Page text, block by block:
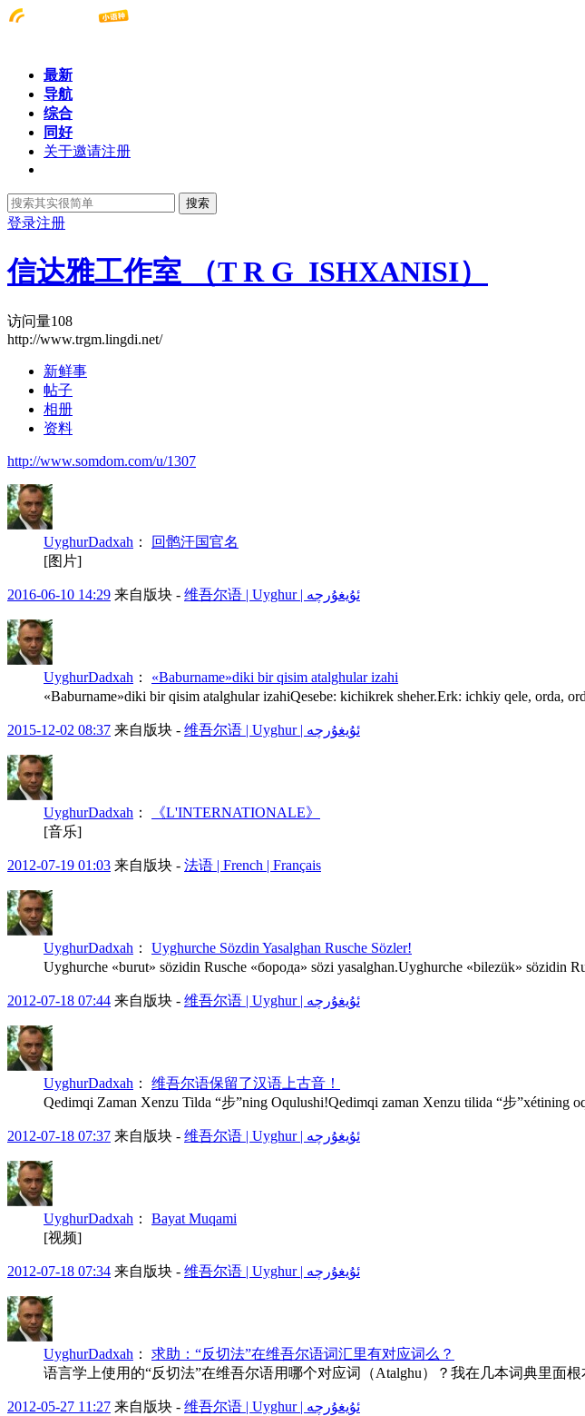
最新
导航
综合
同好
关于邀请注册
搜索
登录注册
信达雅工作室 （T R G ISHXANISI）
访问量108
http://www.trgm.lingdi.net/
新鲜事
帖子
相册
资料
http://www.somdom.com/u/1307
UyghurDadxah ：
回鹘汗国官名
[图片]
2016-06-10 14:29 来自版块 - 维吾尔语 | Uyghur | ئۇيغۇرچە
UyghurDadxah ： «Baburname»diki bir qisim atalghular izahi
«Baburname»diki bir qisim atalghular izahiQesebe: kichikrek sheher.Erk: ichkiy qele, orda,
2015-12-02 08:37 来自版块 - 维吾尔语 | Uyghur | ئۇيغۇرچە
UyghurDadxah ：
《L'INTERNATIONALE》
[音乐]
2012-07-19 01:03 来自版块 - 法语 | French | Français
UyghurDadxah ： Uyghurche Sözdin Yasalghan Rusche Sözler!
Uyghurche «burut» sözidin Rusche «борода» sözi yasalghan.Uyghurche «bilezük» sözidin
2012-07-18 07:44 来自版块 - 维吾尔语 | Uyghur | ئۇيغۇرچە
UyghurDadxah ： 维吾尔语保留了汉语上古音！
Qedimqi Zaman Xenzu Tilda “步”ning Oqulushi!Qedimqi zaman Xenzu tilida “步”xétining
2012-07-18 07:37 来自版块 - 维吾尔语 | Uyghur | ئۇيغۇرچە
UyghurDadxah ： Bayat Muqami
[视频]
2012-07-18 07:34 来自版块 - 维吾尔语 | Uyghur | ئۇيغۇرچە
UyghurDadxah ： 求助：“反切法”在维吾尔语词汇里有对应词么？
语言学上使用的“反切法”在维吾尔语用哪个对应词（Atalghu）？我在几本词典里面根
2012-05-27 11:27 来自版块 - 维吾尔语 | Uyghur | ئۇيغۇرچە